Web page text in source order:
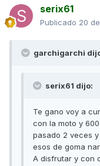
serix61
Publicado 20
garchigarchi
serix61 dijo:
Te gano voy a
con la moto y
pasado 2 veces
esos de goma
A disfrutar y con